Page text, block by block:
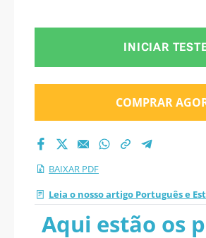
INICIAR
COMPRAR
BAIXAR PDF
Leia o nosso artigo Português e
Aqui estão os